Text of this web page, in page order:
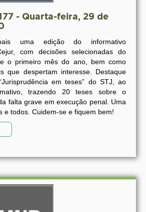
- Quarta-feira, 29 de
uma edição do informativo
com decisões selecionadas do
o primeiro mês do ano, bem como
que despertam interesse. Destaque
em teses” do STJ, ao
trazendo 20 teses sobre o
falta grave em execução penal. Uma
e todos. Cuidem-se e fiquem bem!